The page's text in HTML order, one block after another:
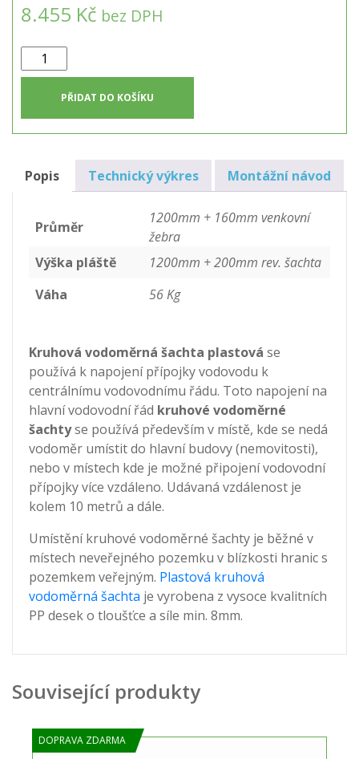
8.455 Kč bez DPH
Vodoměrná
šachta
VSO-
množství
PŘIDAT DO KOŠÍKU
Popis Technický výkres Montážní návod
Průměr
1200mm + 160mm venkovní
žebra
Výška pláště
1200mm + 200mm rev. šachta
Váha
56 Kg
Kruhová vodoměrná šachta plastová se
používá k napojení přípojky vodovodu k
centrálnímu vodovodnímu řádu. Toto napojení na
hlavní vodovodní řád kruhové vodoměrné
šachtyse používá především v místě, kde se nedá
vodoměr umístit do hlavní budovy (nemovitosti),
nebo v místech kde je možné připojení vodovodní
přípojky více vzdáleno. Udávaná vzdálenost je
kolem 10 metrů a dále.
Umístění kruhové vodoměrné šachty je běžné v
místech neveřejného pozemku v blízkosti hranic s
pozemkem veřejným. Plastová kruhová
vodoměrná šachta je vyrobena z vysoce kvalitních
PP desek o tloušťce a síle min. 8mm.
Související produkty
DOPRAVA ZDARMA